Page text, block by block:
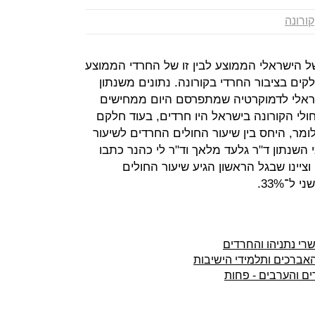
קורונה
הישראלי הממוצע לבין זו של החרדי הממוצע
בציבור החרדי בקורונה. נתונים משנתון
של המכון הישראלי לדמוקרטיה שמתפרסם היום ממחישים
עד סוף אוקטובר, 42% מחולי הקורונה בישראל היו חרדים, בעוד חלקם
ישראל הוא רק 12.5%. כלומר, היחס בין שיעור החולים החרדים לשיעור
הוא פי 3.4. עורכי השנתון ד"ר גלעד מלאך וד"ר לי כהנר כתבו
שבגל הראשון הגיע שיעור החולים
ותלמידי הישיבות
והערבים - פחות